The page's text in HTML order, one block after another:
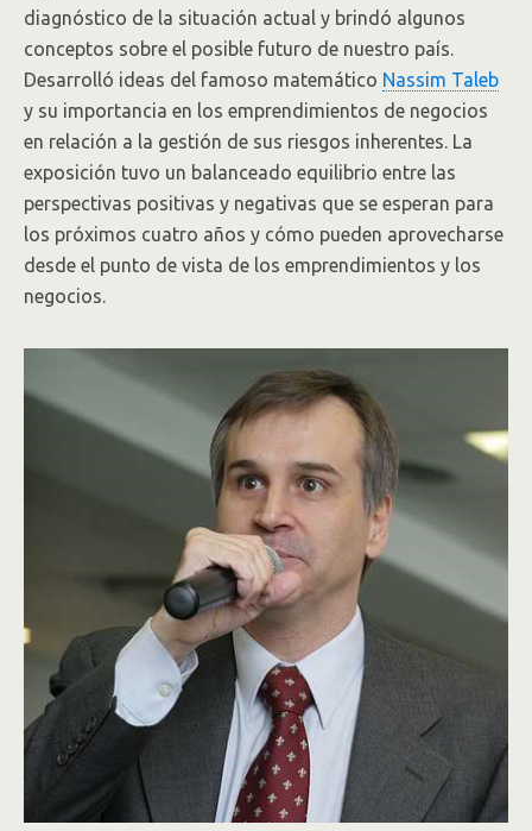
diagnóstico de la situación actual y brindó algunos
conceptos sobre el posible futuro de nuestro país.
Desarrolló ideas del famoso matemático Nassim Taleb
y su importancia en los emprendimientos de negocios
en relación a la gestión de sus riesgos inherentes. La
exposición tuvo un balanceado equilibrio entre las
perspectivas positivas y negativas que se esperan para
los próximos cuatro años y cómo pueden aprovecharse
desde el punto de vista de los emprendimientos y los
negocios.